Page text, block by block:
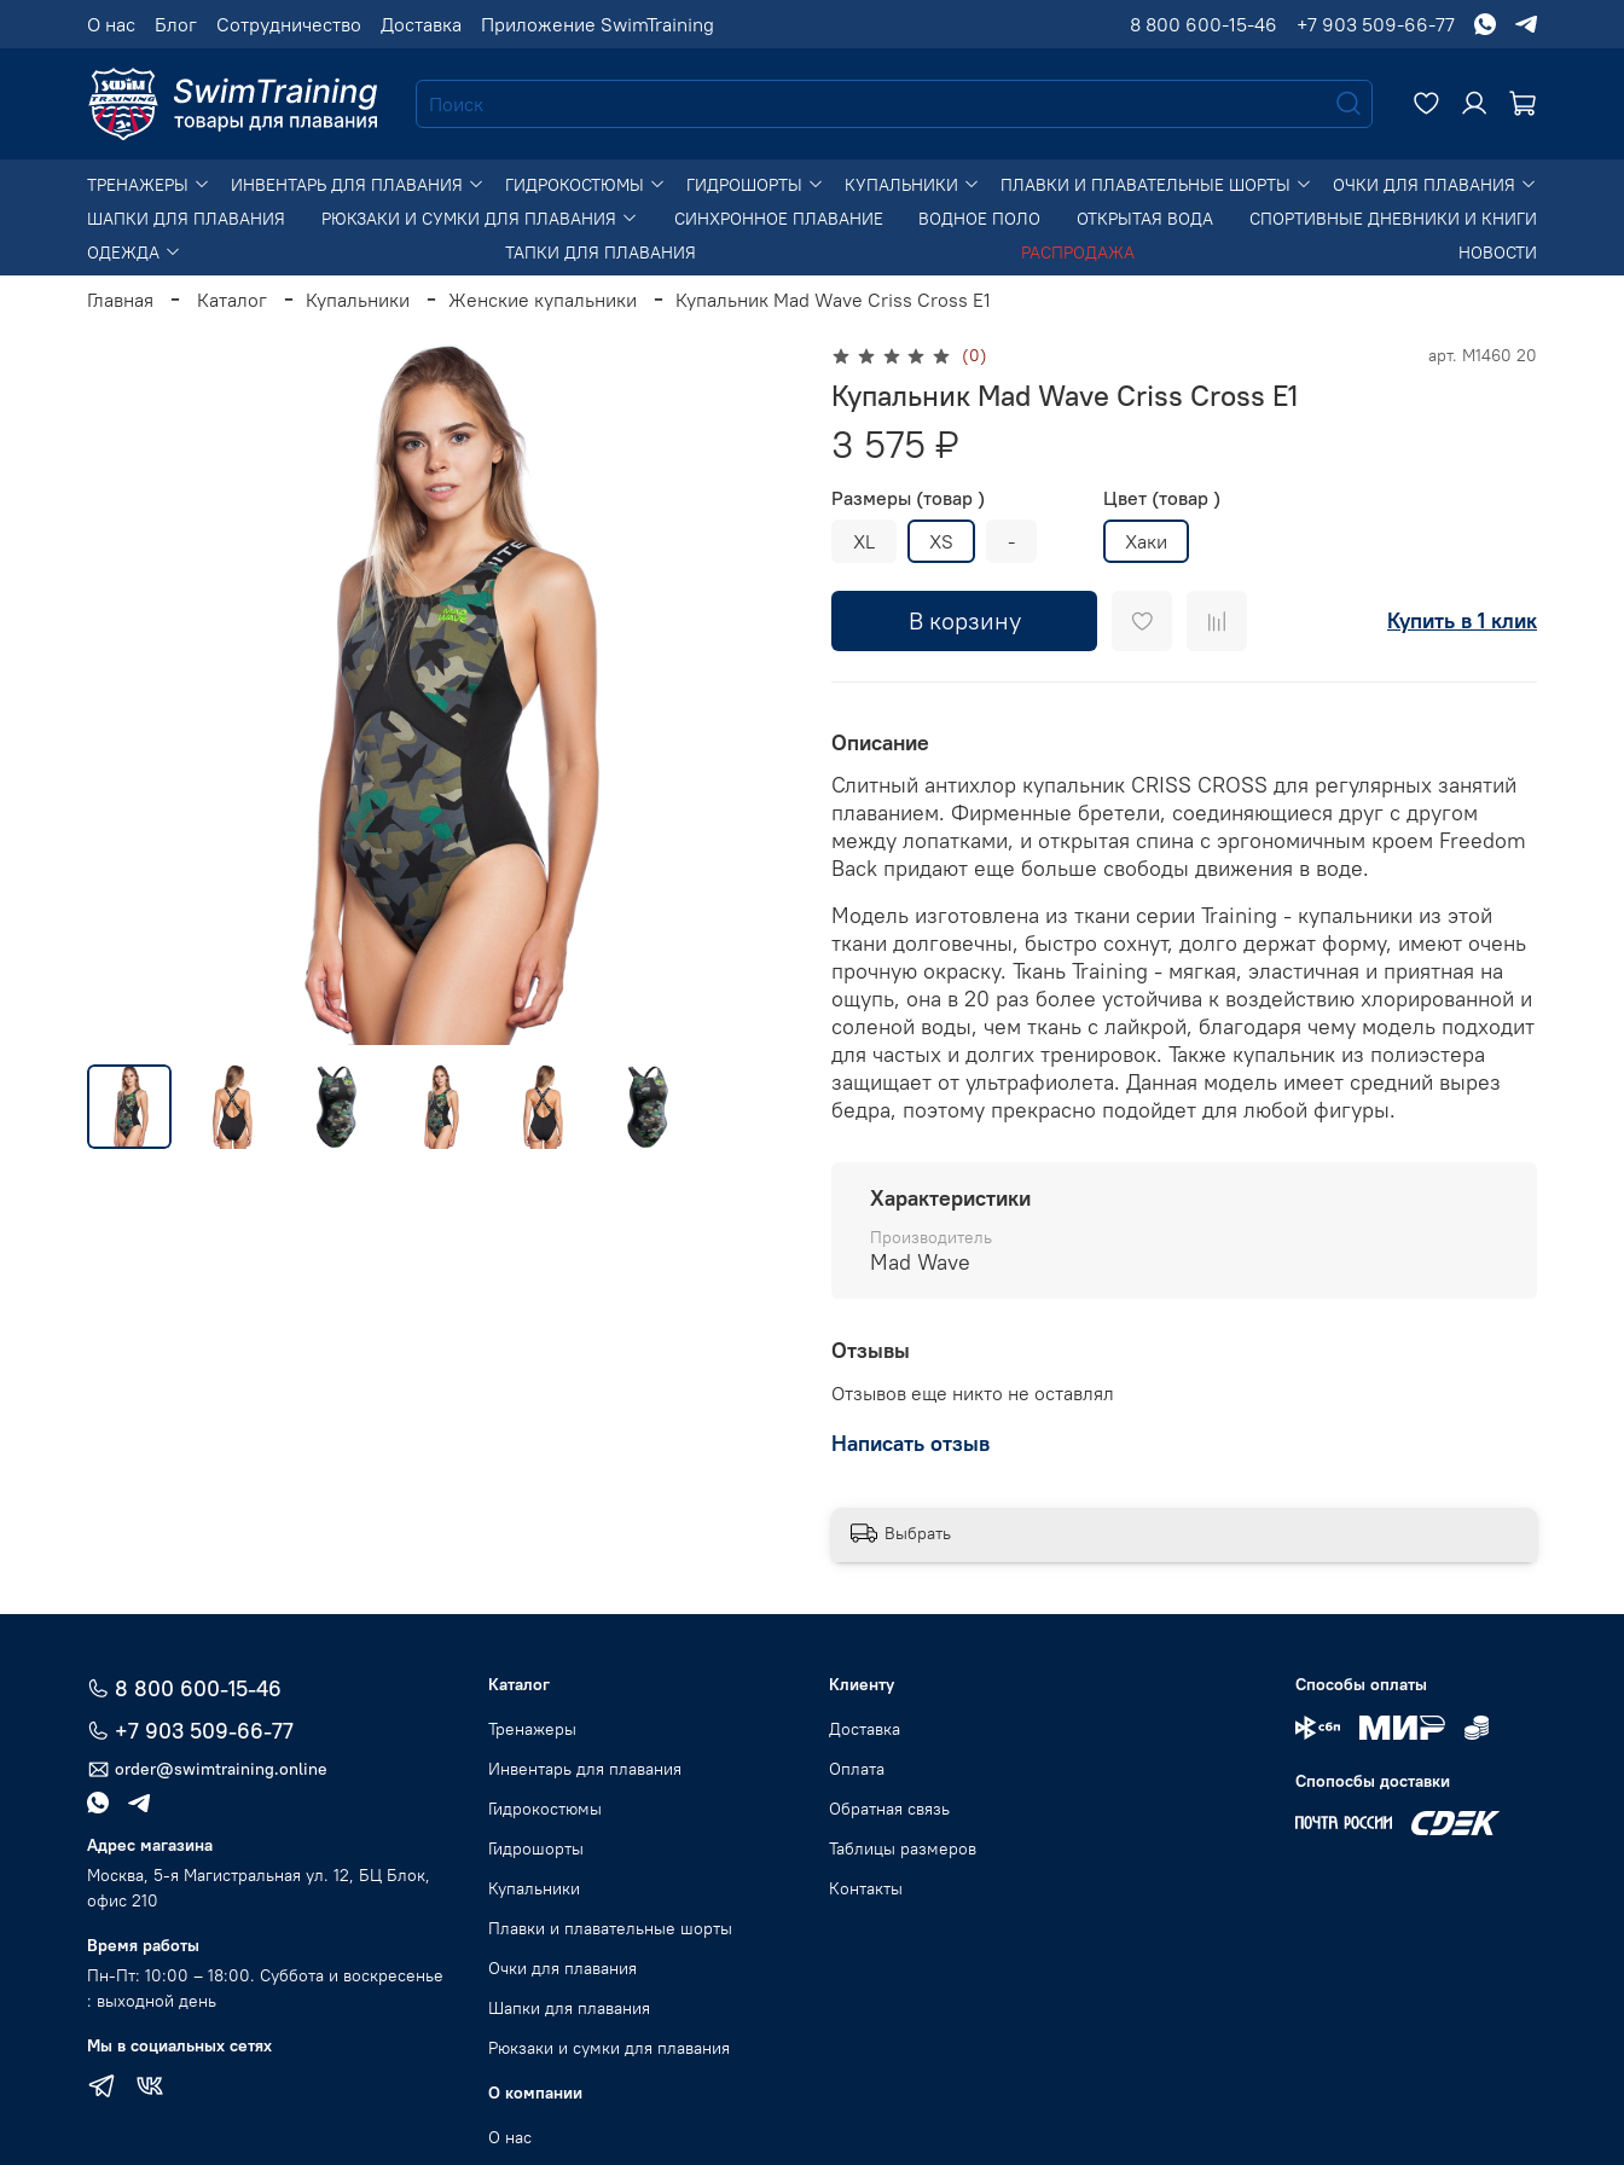
О нас Блог Сотрудничество Доставка Приложение SwimTraining 8 800 600-15-46 +7 903 509-66-77
ТРЕНАЖЕРЫ ИНВЕНТАРЬ ДЛЯ ПЛАВАНИЯ ГИДРОКОСТЮМЫ ГИДРОШОРТЫ КУПАЛЬНИКИ ПЛАВКИ И ПЛАВАТЕЛЬНЫЕ ШОРТЫ
ОЧКИ ДЛЯ ПЛАВАНИЯ
ШАПКИ ДЛЯ ПЛАВАНИЯ
РЮКЗАКИ И СУМКИ ДЛЯ ПЛАВАНИЯ СИНХРОННОЕ ПЛАВАНИЕ ВОДНОЕ ПОЛО ОТКРЫТАЯ ВОДА
СПОРТИВНЫЕ ДНЕВНИКИ И КНИГИ
ОДЕЖДА
ТАПКИ ДЛЯ ПЛАВАНИЯ РАСПРОДАЖА НОВОСТИ
Главная Каталог Купальники Женские купальники Купальник Mad Wave Criss Cross E1
(0) арт. M1460 20
Купальник Mad Wave Criss Cross E1
3 575 ₽
Размеры (товар )
XL
XS -
Цвет (товар )
Хаки
В корзину Купить в 1 клик
Описание
Слитный антихлор купальник CRISS CROSS для регулярных занятий
плаванием. Фирменные бретели, соединяющиеся друг с другом
между лопатками, и открытая спина с эргономичным кроем Freedom
Back придают еще больше свободы движения в воде.
Модель изготовлена из ткани серии Training - купальники из этой
ткани долговечны, быстро сохнут, долго держат форму, имеют очень
прочную окраску. Ткань Training - мягкая, эластичная и приятная на
ощупь, она в 20 раз более устойчива к воздействию хлорированной и
соленой воды, чем ткань с лайкрой, благодаря чему модель подходит
для частых и долгих тренировок. Также купальник из полиэстера
защищает от ультрафиолета. Данная модель имеет средний вырез
бедра, поэтому прекрасно подойдет для любой фигуры.
Характеристики
Производитель
Mad Wave
Отзывы
Отзывов еще никто не оставлял
Написать отзыв
Выбрать
8 800 600-15-46
+7 903 509-66-77
order@swimtraining.online
Адрес магазина
Москва, 5-я Магистральная ул. 12, БЦ Блок,
офис 210
Время работы
Пн-Пт: 10:00 – 18:00. Суббота и воскресенье
: выходной день
Мы в социальных сетях
Каталог
Тренажеры
Инвентарь для плавания
Гидрокостюмы
Гидрошорты
Купальники
Плавки и плавательные шорты
Очки для плавания
Шапки для плавания
Рюкзаки и сумки для плавания
Клиенту
Доставка
Оплата
Обратная связь
Таблицы размеров
Контакты
О компании
О нас
Способы оплаты
Спопосбы доставки